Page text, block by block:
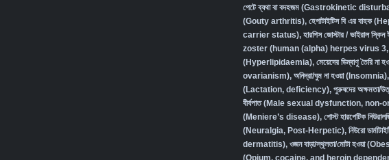
পেটে ব্যথা বা বদহজম (Gastrokinetic
(Gouty arthritis), হেপাটাইটিস বি এর বাহক
carrier status), হারপিস জোস্টার / ভাইরাল
zoster (human (alpha) herpes virus 3,
(Hyperlipidaemia), মেয়েদের ডিম্বাণু তৈরি
ovarianism), অনিদ্রা/ঘুম না হওয়া (Insomnia),
(Lactation, deficiency), পুরুষদের অক্ষমতা/
বীর্যপাত (Male sexual dysfunction, non-
(Meniere’s disease), পোস্ট হারপেটিক
(Neuralgia, Post-Herpetic), নিউরো
dermatitis), ওজন বাড়া/স্থূলতা/মোটা হওয়া
(Opium, cocaine, and heroin